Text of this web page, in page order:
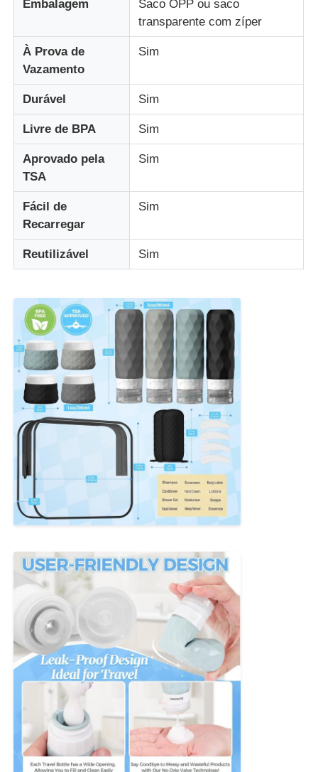
frasco de viagem de silicone
Garrafa de água de silicone dobrável
Copo de Silicone Dobrável
Produtos de cozinha de silicone
Produtos de borracha de silicone
Embalagem
Saco OPP ou saco
transparente com zíper
À Prova de
Vazamento
Sim
Durável Sim
Livre de BPA Sim
Aprovado pela
TSA
Sim
Fácil de
Recarregar
Sim
Reutilizável Sim